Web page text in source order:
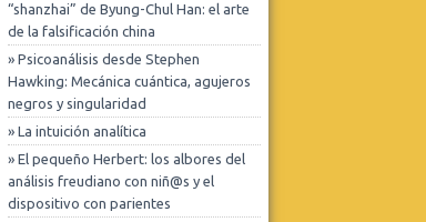
Centro Dos
Pasantía de posgrado con práctica
clínica - Ingreso Septiembre
Leer más
Realizar consulta
“shanzhai” de Byung-Chul Han: el arte
de la falsificación china
» Psicoanálisis desde Stephen
Hawking: Mecánica cuántica, agujeros
negros y singularidad
» La intuición analítica
» El pequeño Herbert: los albores del
análisis freudiano con niñ@s y el
dispositivo con parientes